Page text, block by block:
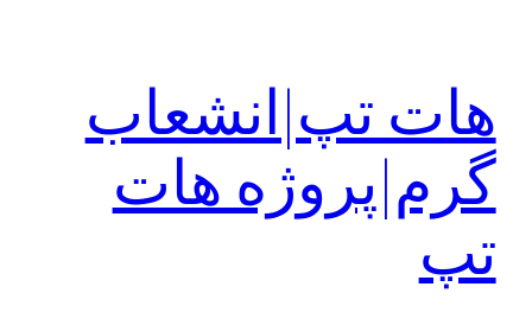
هات تپ|انشعاب
گرم|پروژه هات
تپ